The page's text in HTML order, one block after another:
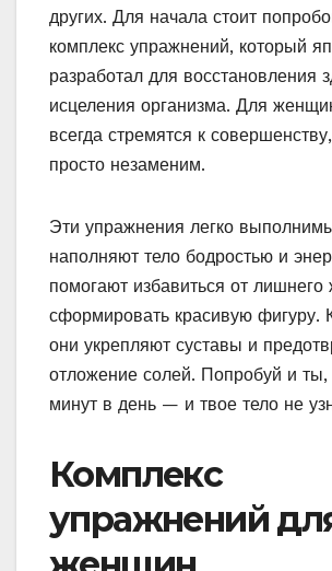
других. Для начала стоит
комплекс упражнений, который
разработал для восстановления
исцеления организма. Для
всегда стремятся к
просто незаменим.
Эти упражнения легко
наполняют тело бодростью и
помогают избавиться от лишнего
сформировать красивую фигуру.
они укрепляют суставы и
отложение солей. Попробуй и ты,
минут в день — и твое тело не
Комплекс
упражнений